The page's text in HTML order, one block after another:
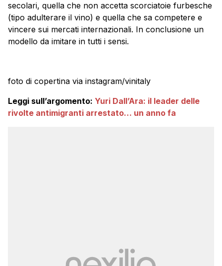
secolari, quella che non accetta scorciatoie furbesche
(tipo adulterare il vino) e quella che sa competere e
vincere sui mercati internazionali. In conclusione un
modello da imitare in tutti i sensi.
foto di copertina via instagram/vinitaly
Leggi sull’argomento: Yuri Dall’Ara: il leader delle
rivolte antimigranti arrestato… un anno fa